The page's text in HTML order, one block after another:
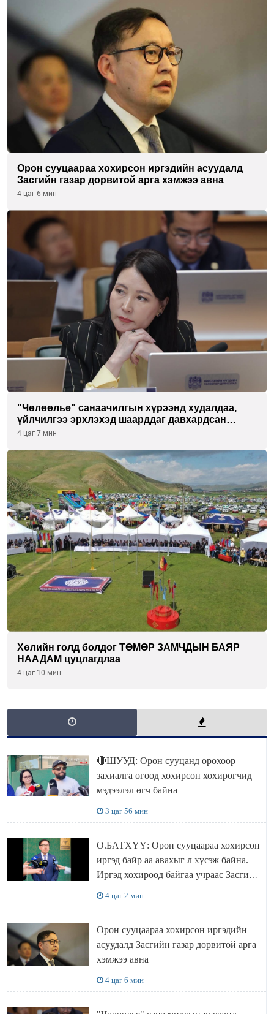
Орон сууцаараа хохирсон иргэдийн асуудалд
Засгийн газар дорвитой арга хэмжээ авна
4 цаг 6 мин
"Чөлөөлье" санаачилгын хүрээнд худалдаа,
үйлчилгээ эрхлэхэд шаарддаг давхардсан
бүртгэлийг хүчингүй болгох тогтоолын төслийг
4 цаг 7 мин
Хөлийн голд болдог ТӨМӨР ЗАМЧДЫН БАЯР
НААДАМ цуцлагдлаа
4 цаг 10 мин
🔴ШУУД: Орон сууцанд орохоор
захиалга өгөөд хохирсон хохирогчид
мэдээлэл өгч байна
3 цаг 56 мин
О.БАТХҮҮ: Орон сууцаараа хохирсон
иргэд байр аа авахыг л хүсэж байна.
Иргэд хохироод байгаа учраас Засгийн
4 цаг 2 мин
Орон сууцаараа хохирсон иргэдийн
асуудалд Засгийн газар дорвитой арга
хэмжээ авна
4 цаг 6 мин